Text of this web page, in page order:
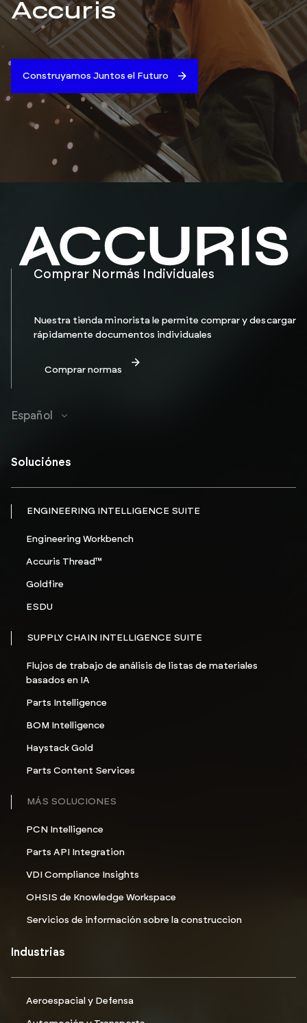
Accuris
Construyamos Juntos el Futuro
Comprar Normás Individuales
Nuestra tienda minorista le permite comprar y descargar
rápidamente documentos individuales
Comprar normas
Español
Soluciónes
ENGINEERING INTELLIGENCE SUITE
Engineering Workbench
Accuris Thread™
Goldfire
ESDU
SUPPLY CHAIN INTELLIGENCE SUITE
Flujos de trabajo de análisis de listas de materiales
basados en IA
Parts Intelligence
BOM Intelligence
Haystack Gold
Parts Content Services
MÁS SOLUCIONES
PCN Intelligence
Parts API Integration
VDI Compliance Insights
OHSIS de Knowledge Workspace
Servicios de información sobre la construccion
Industrias
Aeroespacial y Defensa